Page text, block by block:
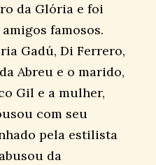
da Glória e foi
famosos.
Gadú, Di Ferrero,
Abreu e o marido,
Gil e a mulher,
com seu
pela estilista
da